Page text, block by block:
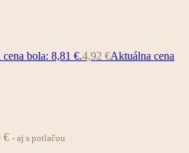
cena bola: 8,81 €.4,92 €Aktuálna cena
€ - aj s potlačou